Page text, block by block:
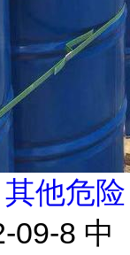
其他危险
09-8 中